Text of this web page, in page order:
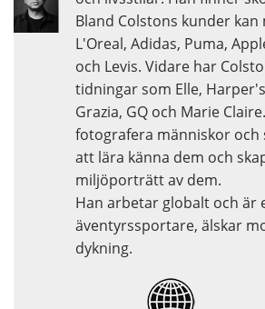
Bland Colstons kunder kan
L'Oreal, Adidas, Puma,
och Levis. Vidare har
tidningar som Elle,
Grazia, GQ och Marie
fotografera människor
att lära känna dem och
miljöporträtt av dem.
Han arbetar globalt och är
äventyrssportare, älskar
dykning.